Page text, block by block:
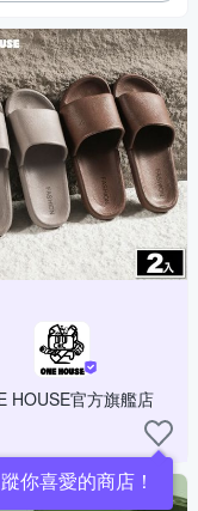
HOUSE官方旗艦店